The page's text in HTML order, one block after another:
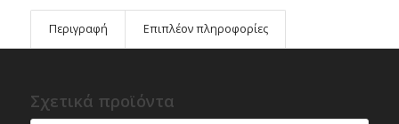
Περιγραφή Επιπλέον πληροφορίες
Σχετικά προϊόντα